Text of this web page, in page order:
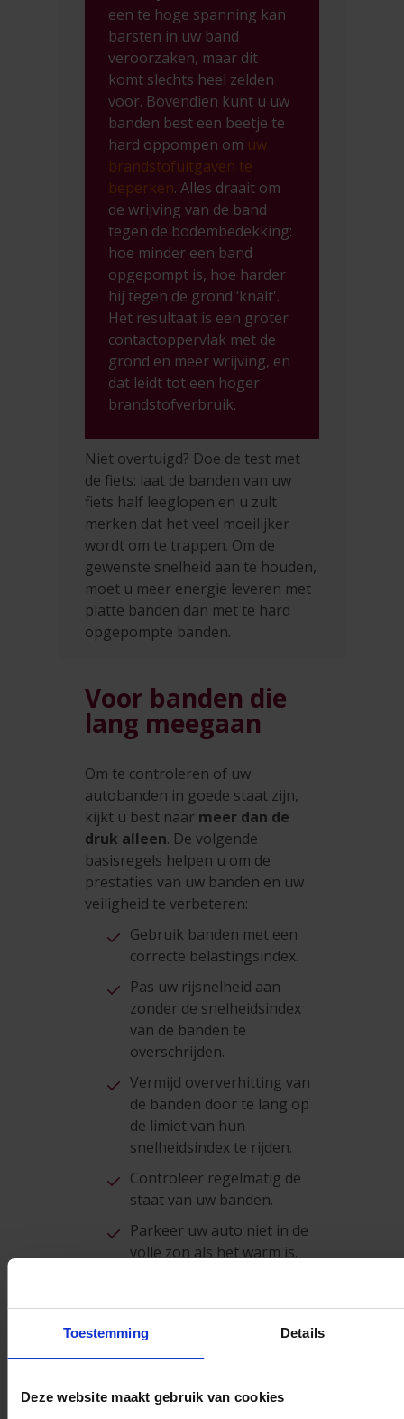
Toestemming Details
Deze website maakt gebruik van cookies
een te hoge spanning kan
barsten in uw band
veroorzaken, maar dit
komt slechts heel zelden
voor. Bovendien kunt u uw
banden best een beetje te
hard oppompen om uw
brandstofuitgaven te
beperken. Alles draait om
de wrijving van de band
tegen de bodembedekking:
hoe minder een band
opgepompt is, hoe harder
hij tegen de grond ‘knalt'.
Het resultaat is een groter
contactoppervlak met de
grond en meer wrijving, en
dat leidt tot een hoger
brandstofverbruik.
Niet overtuigd? Doe de test met
de fiets: laat de banden van uw
fiets half leeglopen en u zult
merken dat het veel moeilijker
wordt om te trappen. Om de
gewenste snelheid aan te houden,
moet u meer energie leveren met
platte banden dan met te hard
opgepompte banden.
Voor banden die
lang meegaan
Om te controleren of uw
autobanden in goede staat zijn,
kijkt u best naar meer dan de
druk alleen. De volgende
basisregels helpen u om de
prestaties van uw banden en uw
veiligheid te verbeteren:
Gebruik banden met een
correcte belastingsindex.
Pas uw rijsnelheid aan
zonder de snelheidsindex
van de banden te
overschrijden.
Vermijd oververhitting van
de banden door te lang op
de limiet van hun
snelheidsindex te rijden.
Controleer regelmatig de
staat van uw banden.
Parkeer uw auto niet in de
volle zon als het warm is.
optimale omstandigheden
(tussen -5°C en +35°C op
Onderhoud uw banden